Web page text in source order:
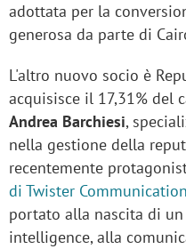
adottata per la
generosa da parte di
L'altro nuovo socio è
acquisisce il 17,31% del
Andrea Barchiesi,
nella gestione della
recentemente
di Twister
portato alla nascita di
intelligence, alla